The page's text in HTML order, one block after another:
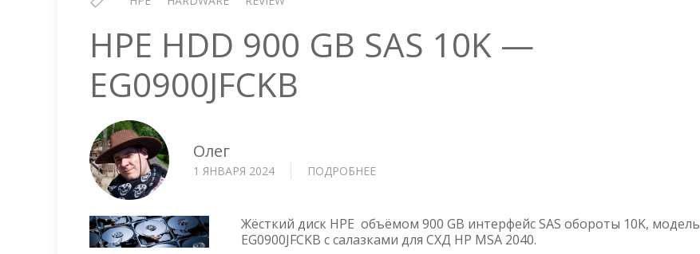
HPE HDD 900 GB SAS 10K —
EG0900JFCKB
Олег
1 ЯНВАРЯ 2024 ПОДРОБНЕЕ
900
GB
Жёсткий диск HPE объёмом 900 GB интерфейс SAS обороты 10K, модель
EG0900JFCKB с салазками для СХД HP MSA 2040.